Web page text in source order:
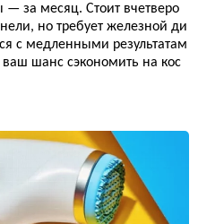
— за месяц. Стоит вчетверо
но требует железной ди
с медленными результатам
шанс сэкономить на кос